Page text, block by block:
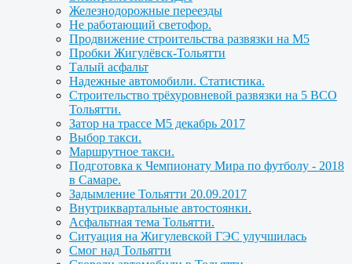
Железнодорожные переезды
Не работающий светофор.
Продвижение строительства развязки на М5
Пробки Жигулёвск-Тольятти
Талый асфальт
Надежные автомобили. Статистика.
Строительство трёхуровневой развязки на 5 ВСО
Тольятти.
Затор на трассе М5 декабрь 2017
Выбор такси.
Маршрутное такси.
Подготовка к Чемпионату Мира по футболу - 2018
в Самаре.
Задымление Тольятти 20.09.2017
Внутриквартальные автостоянки.
Асфальтная тема Тольятти.
Cитуация на Жигулевской ГЭС улучшилась
Смог над Тольятти